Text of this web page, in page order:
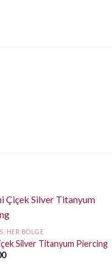
HER BÖLGE
Silver Titanyum Piercing